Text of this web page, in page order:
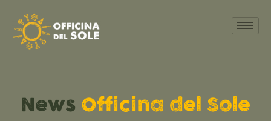
News Officina del Sole